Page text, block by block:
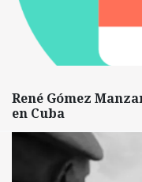
René Gómez
en Cuba